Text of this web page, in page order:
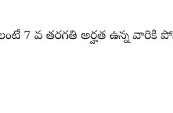
7 వ తరగతి అర్హత ఉన్న వారికి